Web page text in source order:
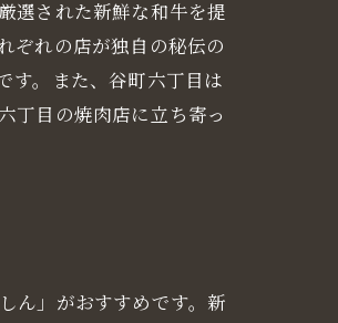
選された新鮮な和牛を提
ぞれの店が独自の秘伝の
す。また、谷町六丁目は
丁目の焼肉店に立ち寄っ
ん」がおすすめです。新